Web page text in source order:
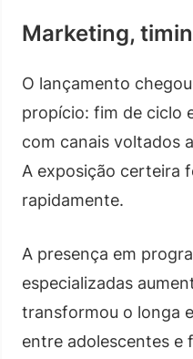
Marketing,
O lançamento
propício: fim de ciclo
com canais voltados
A exposição certeira
rapidamente.
A presença em
especializadas
transformou o longa
entre adolescentes e